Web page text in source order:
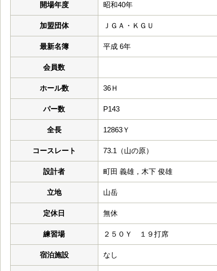
開場年度 昭和40年
加盟団体 ＪＧＡ・ＫＧＵ
最新名簿 平成 6年
会員数
ホール数 36Ｈ
パー数 P143
全長 12863Ｙ
コースレート 73.1（山の原）
設計者 町田 義雄，木下 俊雄
立地 山岳
定休日 無休
練習場 ２５０Ｙ １９打席
宿泊施設 なし